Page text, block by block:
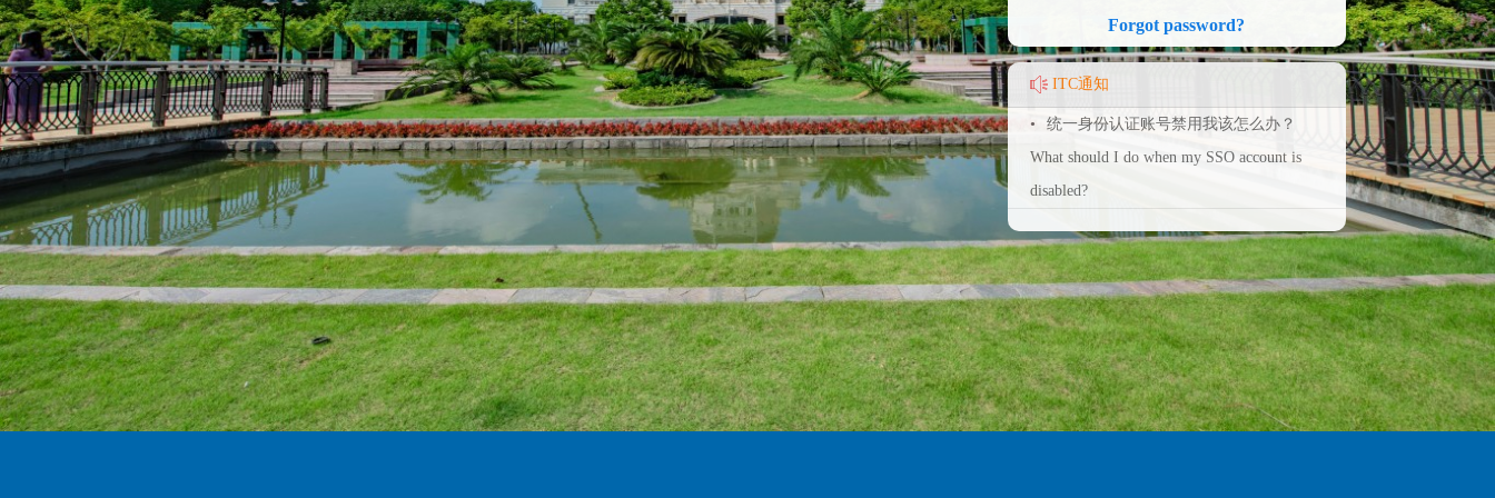
Forgot password?
ITC通知
•
统一身份认证账号禁用我该怎么办？
What should I do when my SSO account is
disabled?